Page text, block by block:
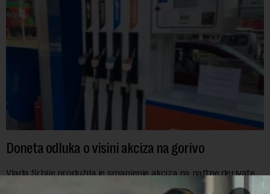
Doneta odluka o visini akciza na gorivo
Vlada Srbije produžila je smanjenje akciza na naftne derivate
za još sedam dana, do 16. avgusta, objavio je danas RTS, a